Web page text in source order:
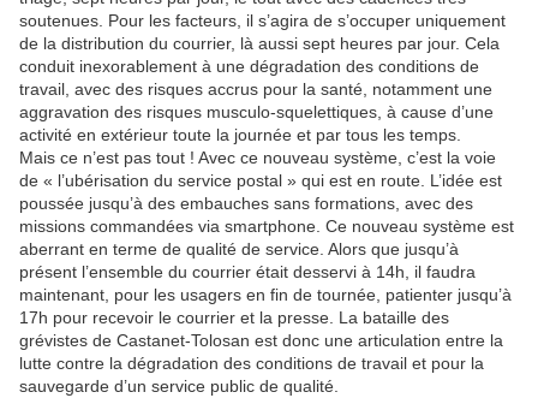
soutenues. Pour les facteurs, il s’agira de s’occuper uniquement
de la distribution du courrier, là aussi sept heures par jour. Cela
conduit inexorablement à une dégradation des conditions de
travail, avec des risques accrus pour la santé, notamment une
aggravation des risques musculo-squelettiques, à cause d’une
activité en extérieur toute la journée et par tous les temps.
Mais ce n’est pas tout ! Avec ce nouveau système, c’est la voie
de « l’ubérisation du service postal » qui est en route. L’idée est
poussée jusqu’à des embauches sans formations, avec des
missions commandées via smartphone. Ce nouveau système est
aberrant en terme de qualité de service. Alors que jusqu’à
présent l’ensemble du courrier était desservi à 14h, il faudra
maintenant, pour les usagers en fin de tournée, patienter jusqu’à
17h pour recevoir le courrier et la presse. La bataille des
grévistes de Castanet-Tolosan est donc une articulation entre la
lutte contre la dégradation des conditions de travail et pour la
sauvegarde d’un service public de qualité.